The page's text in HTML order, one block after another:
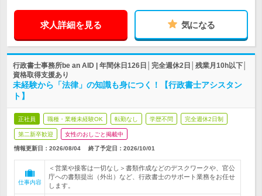
求人詳細を見る 気になる
行政書士事務所be an AID | 年間休日126日│完全週休2日│残業月10h以下│
資格取得支援あり
未経験から「法律」の知識も身につく！【行政書士アシスタン
ト】
正社員 職種・業種未経験OK 転勤なし 学歴不問 完全週休2日制
第二新卒歓迎 女性のおしごと掲載中
情報更新日：2026/08/04 終了予定日： 2026/10/01
仕事内容
＜営業や接客は一切なし＞書類作成などのデスクワークや、官公
庁への書類提出（外出）など、行政書士のサポート業務をお任せ
します。